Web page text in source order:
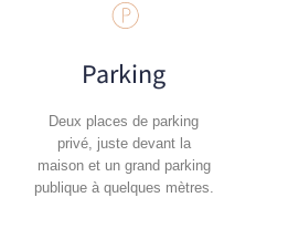
Parking
Deux places de parking
privé, juste devant la
maison et un grand parking
publique à quelques mètres.